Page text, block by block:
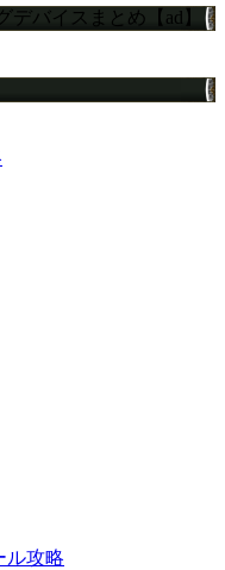
バイスまとめ【ad】
ル攻略